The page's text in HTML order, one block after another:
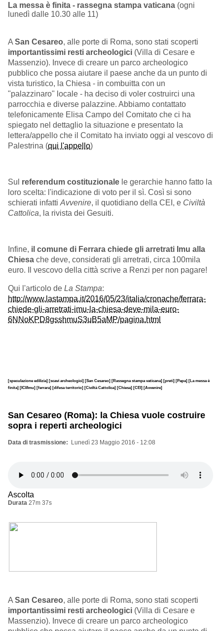
La messa è finita - rassegna stampa vaticana (ogni
lunedì dalle 10.30 alle 11)
A San Cesareo, alle porte di Roma, sono stati scoperti
importantissimi resti archeologici (Villa di Cesare e
Massenzio). Invece di creare un parco archeologico
pubblico che possa aiutare il paese anche da un punto di
vista turistico, la Chiesa - in combuitta con un
"palazzinaro" locale - ha deciso di voler costruirci una
parrocchia e diverse palazzine. Abbiamo contattato
telefonicamente Elisa Campo del Comitato che ci ha
spiegato nel dettaglio la situazione e presentato la
lettera/appello che il Comitato ha inviato oggi al vescovo di
Palestrina (qui l'appello)
Sul referendum costituzionale le gerarchie hanno fatto la
loro scelta: l'indicazione di voto per il sì. Così si sono
schierati infatti Avvenire, il quotidiano della CEI, e Civiltà
Cattolica, la rivista dei Gesuiti.
Infine, il comune di Ferrara chiede gli arretrati Imu alla
Chiesa che deve, considerati gli arretrati, circa 100mila
euro. Il vescovo della città scrive a Renzi per non pagare!
Qui l'articolo de La Stampa:
http://www.lastampa.it/2016/05/23/italia/cronache/ferrara-
chiede-gli-arretrati-imu-la-chiesa-deve-mila-euro-
6NNoKPD8gsshmuS3uB5aMP/pagina.html
[speculazione edilizia] [scavi archeologici] [San Cesareo] [Rassegna stampa vaticana] [preti] [Papa] [La messa è
finita] [ICI/Imu] [ferrara] [difesa territorio] [Civiltà Cattolica] [Chiesa] [CEI] [Avvenire]
San Cesareo (Roma): la Chiesa vuole costruire
sopra i reperti archeologici
Data di trasmissione Lunedì 23 Maggio 2016 - 12:08
Ascolta
Durata 27m 37s
A San Cesareo, alle porte di Roma, sono stati scoperti
importantissimi resti archeologici (Villa di Cesare e
Massenzio). Invece di creare un parco archeologico